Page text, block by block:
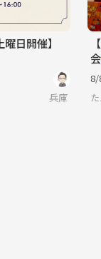
日開催】
兵庫
8/